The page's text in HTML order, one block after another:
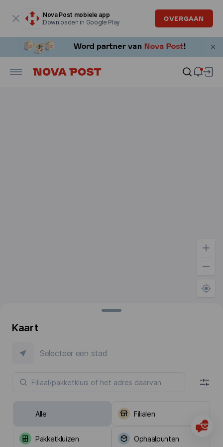
Nova Post mobiele app
Downloaden in Google Play
OVERGAAN
Kaart
Selecteer een stad
Alle Filialen
Pakketkluizen Ophaalpunten